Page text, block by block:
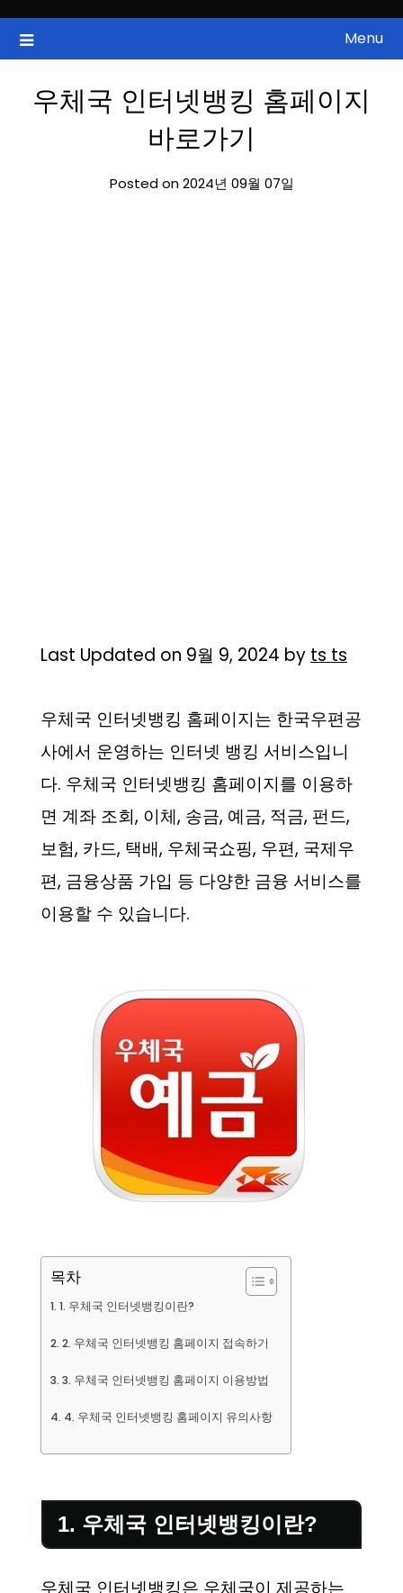
content
ZAN 주식정보
국내증시, 해외증시, 급등주, 낙폭과대, 골든크로스, 상한가, 하한가 등
의 주식 정보.
Menu
우체국 인터넷뱅킹 홈페이지
바로가기
Posted on 2024년 09월 07일
Last Updated on 9월 9, 2024 by ts ts
우체국 인터넷뱅킹 홈페이지는 한국우편공
사에서 운영하는 인터넷 뱅킹 서비스입니
다. 우체국 인터넷뱅킹 홈페이지를 이용하
면 계좌 조회, 이체, 송금, 예금, 적금, 펀드,
보험, 카드, 택배, 우체국쇼핑, 우편, 국제우
편, 금융상품 가입 등 다양한 금융 서비스를
이용할 수 있습니다.
목차
1. 우체국 인터넷뱅킹이란?
2. 우체국 인터넷뱅킹 홈페이지 접속하기
3. 우체국 인터넷뱅킹 홈페이지 이용방법
4. 우체국 인터넷뱅킹 홈페이지 유의사항
1. 우체국 인터넷뱅킹이란?
우체국 인터넷뱅킹은 우체국이 제공하는